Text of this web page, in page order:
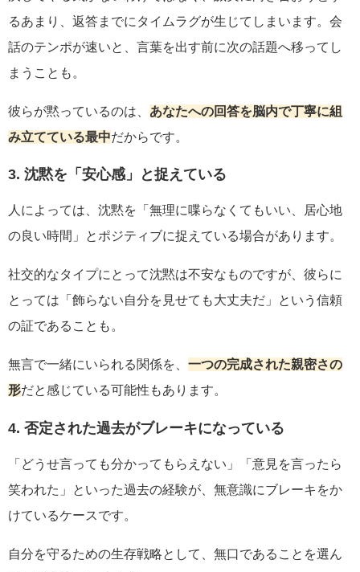
るあまり、返答までにタイムラグが生じてしまいます。会
話のテンポが速いと、言葉を出す前に次の話題へ移ってし
まうことも。
彼らが黙っているのは、 あなたへの回答を脳内で丁寧に組
み立てている最中だからです。
3. 沈黙を「安心感」と捉えている
人によっては、沈黙を「無理に喋らなくてもいい、居心地
の良い時間」とポジティブに捉えている場合があります。
社交的なタイプにとって沈黙は不安なものですが、彼らに
とっては「飾らない自分を見せても大丈夫だ」という信頼
の証であることも。
無言で一緒にいられる関係を、 一つの完成された親密さの
形だと感じている可能性もあります。
4. 否定された過去がブレーキになっている
「どうせ言っても分かってもらえない」「意見を言ったら
笑われた」といった過去の経験が、無意識にブレーキをか
けているケースです。
自分を守るための生存戦略として、無口であることを選ん